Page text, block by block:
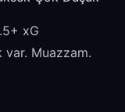
xG
Muazzam.